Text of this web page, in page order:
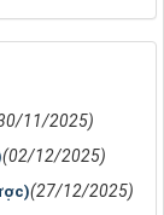
11/2025)
(02/12/2025)
(27/12/2025)